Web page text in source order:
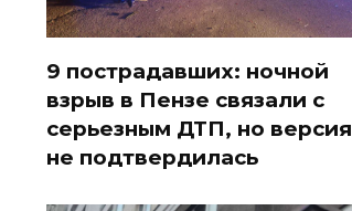
9 пострадавших: ночной
взрыв в Пензе связали с
серьезным ДТП, но версия
не подтвердилась